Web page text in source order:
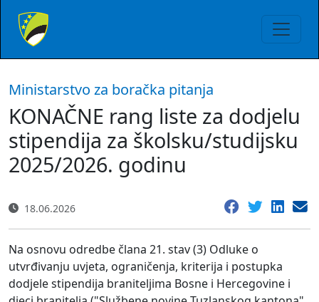
Ministarstvo za boračka pitanja
KONAČNE rang liste za dodjelu
stipendija za školsku/studijsku
2025/2026. godinu
18.06.2026
Na osnovu odredbe člana 21. stav (3) Odluke o
utvrđivanju uvjeta, ograničenja, kriterija i postupka
dodjele stipendija braniteljima Bosne i Hercegovine i